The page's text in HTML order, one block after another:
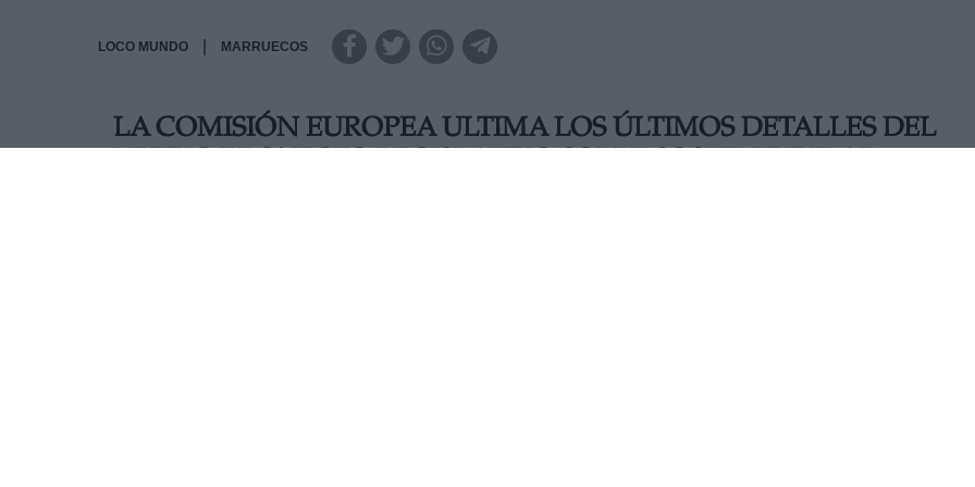
LOCO MUNDO MARRUECOS
LA COMISIÓN EUROPEA ULTIMA LOS ÚLTIMOS DETALLES DEL